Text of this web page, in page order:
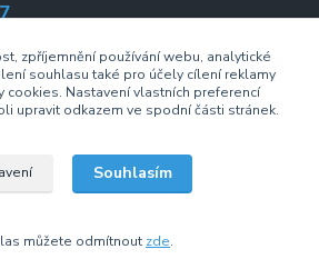
s.r.o. Všechna práva vyhrazena.
zpříjemnění používání webu, analytické
souhlasu také pro účely cílení reklamy
cookies. Nastavení vlastních preferencí
upravit odkazem ve spodní části stránek.
Souhlasím
můžete odmítnout zde.